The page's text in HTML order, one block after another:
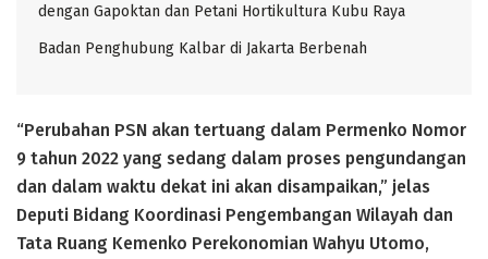
dengan Gapoktan dan Petani Hortikultura Kubu Raya
Badan Penghubung Kalbar di Jakarta Berbenah
“Perubahan PSN akan tertuang dalam Permenko Nomor
9 tahun 2022 yang sedang dalam proses pengundangan
dan dalam waktu dekat ini akan disampaikan,” jelas
Deputi Bidang Koordinasi Pengembangan Wilayah dan
Tata Ruang Kemenko Perekonomian Wahyu Utomo,